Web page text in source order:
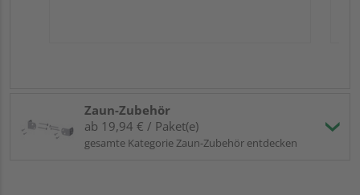
Zaun-Zubehör
ab 19,94 € / Paket(e)
gesamte Kategorie Zaun-Zubehör entdecken